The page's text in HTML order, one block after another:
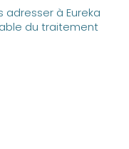
à Eureka
du traitement